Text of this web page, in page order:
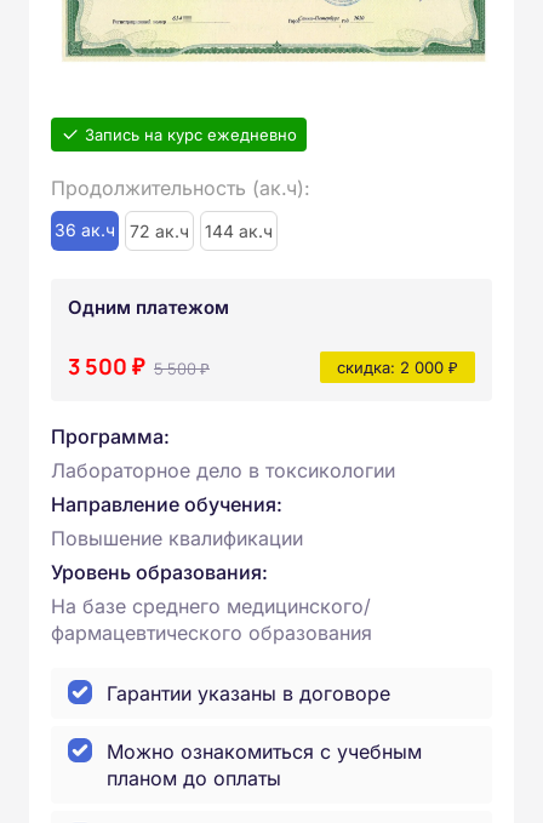
Запись на курс ежедневно
Продолжительность (ак.ч):
36 ак.ч 72 ак.ч 144 ак.ч
Одним платежом
3 500 ₽ 5 500 ₽ скидка: 2 000 ₽
Программа:
Лабораторное дело в токсикологии
Направление обучения:
Повышение квалификации
Уровень образования:
На базе среднего медицинского/
фармацевтического образования
Гарантии указаны в договоре
Можно ознакомиться с учебным
планом до оплаты